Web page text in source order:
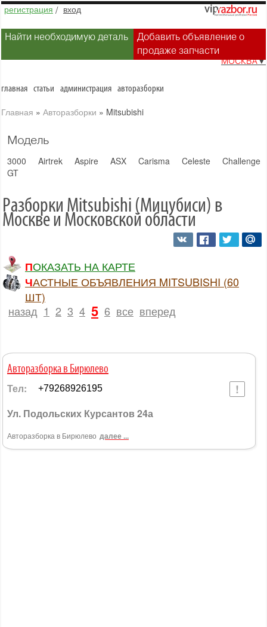
регистрация / вход
Найти необходимую деталь
Добавить объявление о
продаже запчасти
МОСКВА▼
главная статьи администрация авторазборки
Главная » Авторазборки » Mitsubishi
Модель
3000
GT
Airtrek Aspire ASX Carisma Celeste Challenger
Разборки Mitsubishi (Мицубиси) в
Москве и Московской области
ПОКАЗАТЬ НА КАРТЕ
ЧАСТНЫЕ ОБЪЯВЛЕНИЯ MITSUBISHI (60
ШТ)
назад 1 2 3 4 5 6 все вперед
Авторазборка в Бирюлево
Тел: +79268926195
Ул. Подольских Курсантов 24а
Авторазборка в Бирюлево далее ...